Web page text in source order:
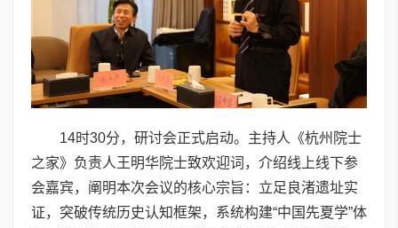
14时30分，研讨会正式启动。主持人《杭州院士
之家》负责人王明华院士致欢迎词，介绍线上线下参
会嘉宾，阐明本次会议的核心宗旨：立足良渚遗址实
证，突破传统历史认知框架，系统构建“中国先夏学”体